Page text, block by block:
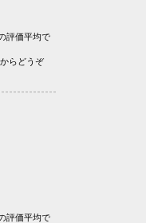
評価平均で
からどうぞ
評価平均で